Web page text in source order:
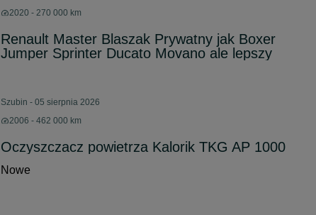
2020 - 270 000 km
Renault Master Blaszak Prywatny jak Boxer
Jumper Sprinter Ducato Movano ale lepszy
Szubin - 05 sierpnia 2026
2006 - 462 000 km
Oczyszczacz powietrza Kalorik TKG AP 1000
Nowe